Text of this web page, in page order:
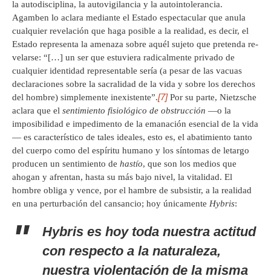
la autodisciplina, la autovigilancia y la autointolerancia.
Agamben lo aclara mediante el Estado espectacular que anula
cualquier revelación que haga posible a la realidad, es decir, el
Estado representa la amenaza sobre aquél sujeto que pretenda re-
velarse: “[…] un ser que estuviera radicalmente privado de
cualquier identidad representable sería (a pesar de las vacuas
declaraciones sobre la sacralidad de la vida y sobre los derechos
del hombre) simplemente inexistente”.[7]Por su parte, Nietzsche
aclara que el sentimiento fisiológico de obstrucción —o la
imposibilidad e impedimento de la emanación esencial de la vida
— es característico de tales ideales, esto es, el abatimiento tanto
del cuerpo como del espíritu humano y los síntomas de letargo
producen un sentimiento de hastío, que son los medios que
ahogan y afrentan, hasta su más bajo nivel, la vitalidad. El
hombre obliga y vence, por el hambre de subsistir, a la realidad
en una perturbación del cansancio; hoy únicamente Hybris:
Hybris es hoy toda nuestra actitud
con respecto a la naturaleza,
nuestra violentación de la misma